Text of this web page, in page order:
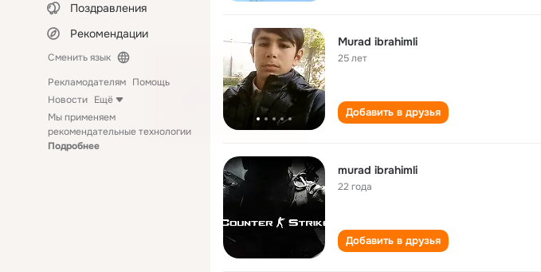
Поздравления
Рекомендации
Сменить язык
Рекламодателям Помощь
Новости Ещё
Мы применяем
рекомендательные технологии
Подробнее
Murad ibrahimli
25 лет
Добавить в друзья
murad ibrahimli
22 года
Добавить в друзья